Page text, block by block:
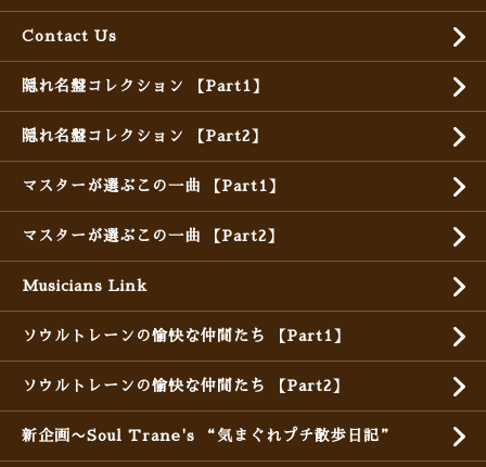
Contact Us
隠れ名盤コレクション 【Part1】
隠れ名盤コレクション 【Part2】
マスターが選ぶこの一曲 【Part1】
マスターが選ぶこの一曲 【Part2】
Musicians Link
ソウルトレーンの愉快な仲間たち 【Part1】
ソウルトレーンの愉快な仲間たち 【Part2】
新企画〜Soul Trane's “気まぐれプチ散歩日記”